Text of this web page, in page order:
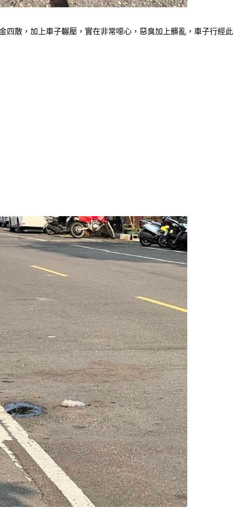
四散，加上車子輾壓，實在非常噁心，惡臭加上髒亂，車子行經此